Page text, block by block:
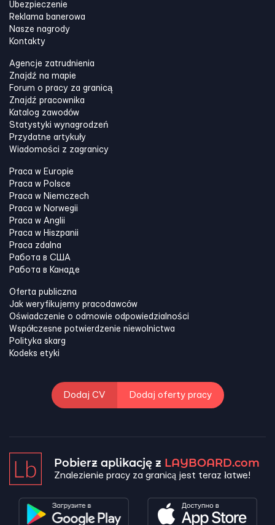
Ubezpieczenie
Reklama banerowa
Nasze nagrody
Kontakty
Agencje zatrudnienia
Znajdź na mapie
Forum o pracy za granicą
Znajdź pracownika
Katalog zawodów
Statystyki wynagrodzeń
Przydatne artykuły
Wiadomości z zagranicy
Praca w Europie
Praca w Polsce
Praca w Niemczech
Praca w Norwegii
Praca w Anglii
Praca w Hiszpanii
Praca zdalna
Работа в США
Работа в Канадe
Oferta publiczna
Jak weryfikujemy pracodawców
Oświadczenie o odmowie odpowiedzialności
Współczesne potwierdzenie niewolnictwa
Polityka skarg
Kodeks etyki
Dodaj CV Dodaj oferty pracy
Pobierz aplikację z LAYBOARD.com
Znalezienie pracy za granicą jest teraz łatwe!